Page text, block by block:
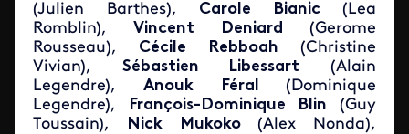
(Julien Barthes), Carole Bianic(Lea
Romblin),Vincent Deniard (Gerome
Rousseau), Cécile Rebboah (Christine
Vivian), Sébastien Libessart (Alain
Legendre),Anouk Féral(Dominique
Legendre),
François-Dominique Blin (Guy
Toussain), Nick Mukoko (Alex Nonda),